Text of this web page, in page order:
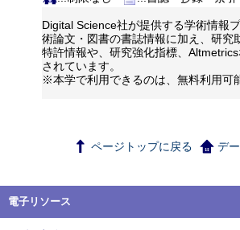
Digital Science社が提供する学術情報
術論文・図書の書誌情報に加え、研究
特許情報や、研究強化指標、
されています。
※本学で利用できるのは、無料利用可
ページトップに戻る デ
電子リソース